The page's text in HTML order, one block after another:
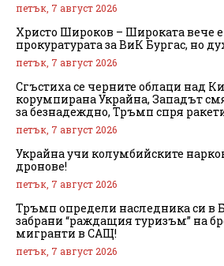
петък, 7 август 2026
Христо Широков – Широката вече
прокуратурата за ВиК Бургас, но
петък, 7 август 2026
Сгъстиха се черните облаци над
корумпирана Украйна, Западът
за безнадеждно, Тръмп спря
петък, 7 август 2026
Украйна учи колумбийските
дронове!
петък, 7 август 2026
Тръмп определи наследника си в
забрани “раждащия туризъм” на
мигранти в САЩ!
петък, 7 август 2026